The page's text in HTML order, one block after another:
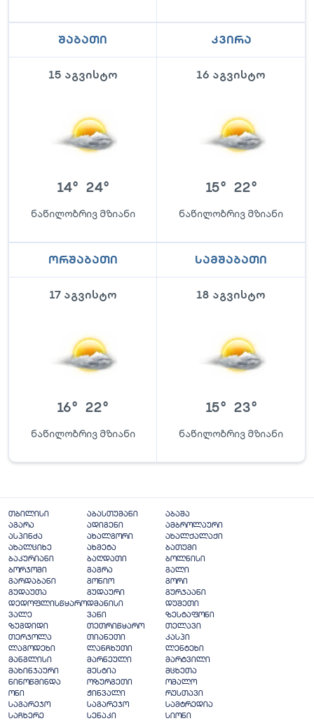
შაბათი
15 აგვისტო
14° 24°
ნაწილობრივ მზიანი
კვირა
16 აგვისტო
15° 22°
ნაწილობრივ მზიანი
ორშაბათი
17 აგვისტო
16° 22°
ნაწილობრივ მზიანი
სამშაბათი
18 აგვისტო
15° 23°
ნაწილობრივ მზიანი
თბილისი აბასთუმანი
აბაშა
აგარა
ადიგენი
ამბროლაური
ასპინძა
ახალგორი
ახალქალაქი
ახალციხე
ახმეტა
ბათუმი
ბაკურიანი
ბაღდათი
ბოლნისი
ბორჯომი
გაგრა
გალი
გარდაბანი
გონიო
გორი
გუდაუთა
გუდაური
გურჯაანი
დედოფლისწყაროდმანისი
დუშეთი
ვალე
ვანი
ზესტაფონი
ზუგდიდი
თეთრიწყარო
თელავი
თერჯოლა
თიანეთი
კასპი
ლაგოდეხი
ლანჩხუთი
ლენტეხი
მანგლისი
მარნეული
მარტვილი
მახინჯაური
მესტია
მცხეთა
ნინოწმინდა
ოზურგეთი
ომალო
ონი
ჟინვალი
რუსთავი
საგარეჯო
საგარეჯო
სამტრედია
საჩხერე
სენაკი სიონი